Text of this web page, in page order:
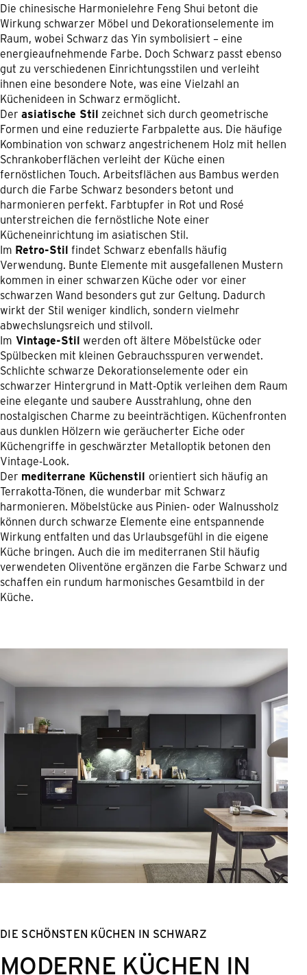
Die chinesische Harmonielehre Feng Shui betont die
Wirkung schwarzer Möbel und Dekorationselemente im
Raum, wobei Schwarz das Yin symbolisiert – eine
energieaufnehmende Farbe. Doch Schwarz passt ebenso
gut zu verschiedenen Einrichtungsstilen und verleiht
ihnen eine besondere Note, was eine Vielzahl an
Küchenideen in Schwarz ermöglicht.
Der asiatische Stil zeichnet sich durch geometrische
Formen und eine reduzierte Farbpalette aus. Die häufige
Kombination von schwarz angestrichenem Holz mit hellen
Schrankoberflächen verleiht der Küche einen
fernöstlichen Touch. Arbeitsflächen aus Bambus werden
durch die Farbe Schwarz besonders betont und
harmonieren perfekt. Farbtupfer in Rot und Rosé
unterstreichen die fernöstliche Note einer
Kücheneinrichtung im asiatischen Stil.
Im Retro-Stil findet Schwarz ebenfalls häufig
Verwendung. Bunte Elemente mit ausgefallenen Mustern
kommen in einer schwarzen Küche oder vor einer
schwarzen Wand besonders gut zur Geltung. Dadurch
wirkt der Stil weniger kindlich, sondern vielmehr
abwechslungsreich und stilvoll.
Im Vintage-Stil werden oft ältere Möbelstücke oder
Spülbecken mit kleinen Gebrauchsspuren verwendet.
Schlichte schwarze Dekorationselemente oder ein
schwarzer Hintergrund in Matt-Optik verleihen dem Raum
eine elegante und saubere Ausstrahlung, ohne den
nostalgischen Charme zu beeinträchtigen. Küchenfronten
aus dunklen Hölzern wie geräucherter Eiche oder
Küchengriffe in geschwärzter Metalloptik betonen den
Vintage-Look.
Der mediterrane Küchenstil orientiert sich häufig an
Terrakotta-Tönen, die wunderbar mit Schwarz
harmonieren. Möbelstücke aus Pinien- oder Walnussholz
können durch schwarze Elemente eine entspannende
Wirkung entfalten und das Urlaubsgefühl in die eigene
Küche bringen. Auch die im mediterranen Stil häufig
verwendeten Oliventöne ergänzen die Farbe Schwarz und
schaffen ein rundum harmonisches Gesamtbild in der
Küche.
DIE SCHÖNSTEN KÜCHEN IN SCHWARZ
MODERNE KÜCHEN IN